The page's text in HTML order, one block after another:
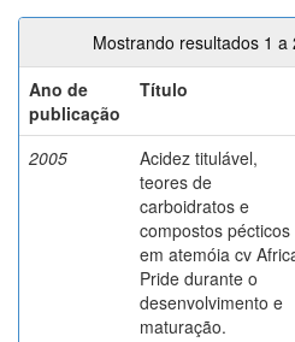
Mostrando resultados 1 a
Ano de
publicação
Título
2005
Acidez titulável,
teores de
carboidratos e
compostos pécticos
em atemóia cv
Pride durante o
desenvolvimento e
maturação.